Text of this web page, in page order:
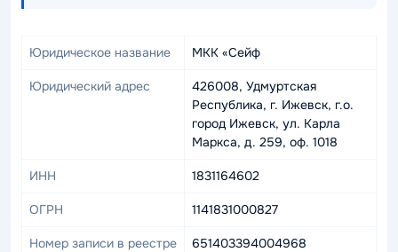
Юридическое название МКК «Сейф
Юридический адрес
426008, Удмуртская
Республика, г. Ижевск, г.о.
город Ижевск, ул. Карла
Маркса, д. 259, оф. 1018
ИНН 1831164602
ОГРН 1141831000827
Номер записи в реестре 651403394004968